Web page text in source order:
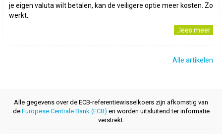
je eigen valuta wilt betalen, kan de veiligere optie meer kosten. Zo
werkt..
..lees meer
Alle artikelen
Alle gegevens over de ECB-referentiewisselkoers zijn afkomstig van
de Europese Centrale Bank (ECB) en worden uitsluitend ter informatie
verstrekt.